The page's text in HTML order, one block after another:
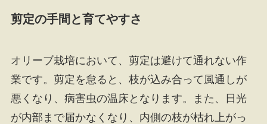
剪定の手間と育てやすさ
オリーブ栽培において、剪定は避けて通れない作
業です。剪定を怠ると、枝が込み合って風通しが
悪くなり、病害虫の温床となります。また、日光
が内部まで届かなくなり、内側の枝が枯れ上がっ